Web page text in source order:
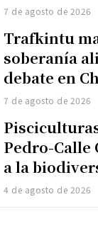
7 de agosto de 2026
Trafkintu
soberanía
debate en
7 de agosto de 2026
Pedro-Calle
a la
4 de agosto de 2026